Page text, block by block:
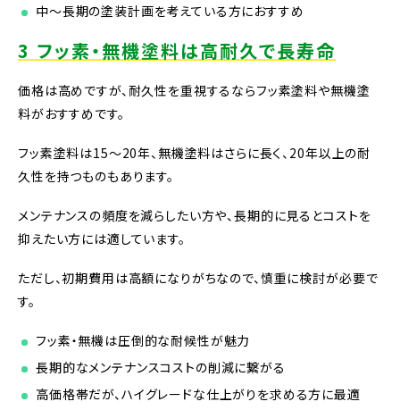
中〜長期の塗装計画を考えている方におすすめ
3 フッ素・無機塗料は高耐久で長寿命
価格は高めですが、耐久性を重視するならフッ素塗料や無機塗
料がおすすめです。
フッ素塗料は15〜20年、無機塗料はさらに長く、20年以上の耐
久性を持つものもあります。
メンテナンスの頻度を減らしたい方や、長期的に見るとコストを
抑えたい方には適しています。
ただし、初期費用は高額になりがちなので、慎重に検討が必要で
す。
フッ素・無機は圧倒的な耐候性が魅力
長期的なメンテナンスコストの削減に繋がる
高価格帯だが、ハイグレードな仕上がりを求める方に最適